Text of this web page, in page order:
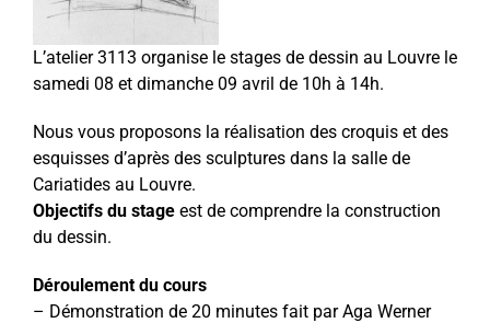
L’atelier 3113 organise le stages de dessin au Louvre le
samedi 08 et dimanche 09 avril de 10h à 14h.
Nous vous proposons la réalisation des croquis et des
esquisses d’après des sculptures dans la salle de
Cariatides au Louvre.
Objectifs du stage est de comprendre la construction
du dessin.
Déroulement du cours
– Démonstration de 20 minutes fait par Aga Werner